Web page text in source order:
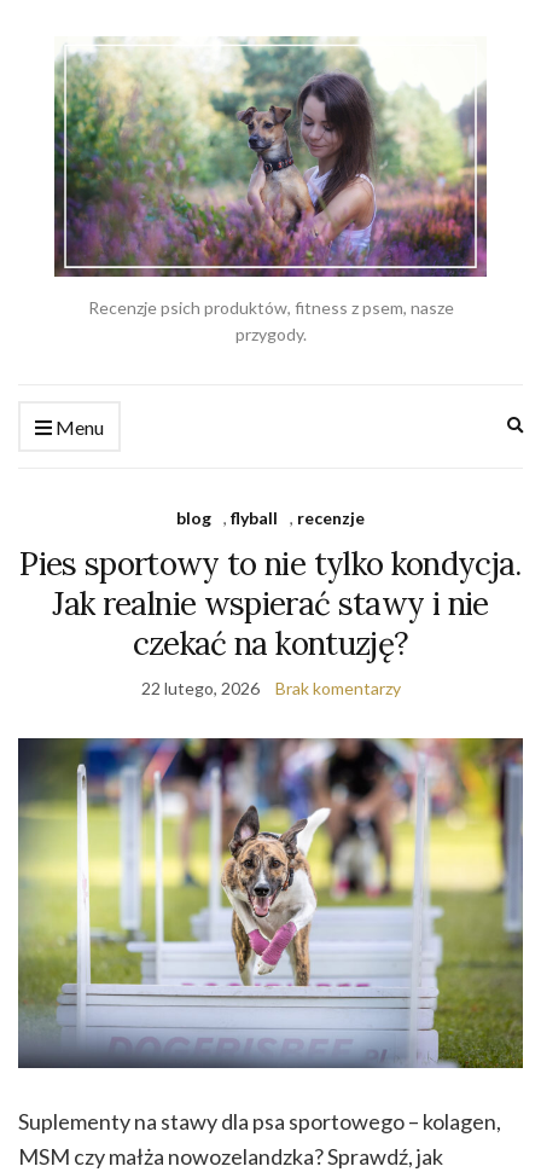
Recenzje psich produktów, fitness z psem, nasze
przygody.
Menu
blog , flyball , recenzje
Pies sportowy to nie tylko kondycja.
Jak realnie wspierać stawy i nie
czekać na kontuzję?
22 lutego, 2026 Brak komentarzy
Suplementy na stawy dla psa sportowego – kolagen,
MSM czy małża nowozelandzka? Sprawdź, jak